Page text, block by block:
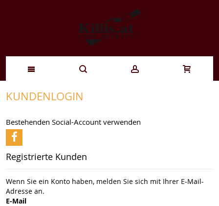
Zum
springen
KUNDENLOGIN
Bestehenden Social-Account verwenden
Registrierte Kunden
Wenn Sie ein Konto haben, melden Sie sich mit Ihrer E-Mail-
Adresse an.
E-Mail